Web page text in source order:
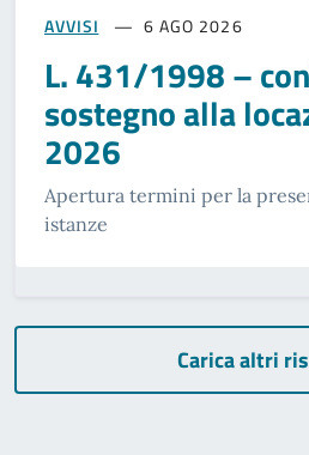
AVVISI 6 AGO 2026
L. 431/1998 –
sostegno alla
2026
Apertura termini per la
istanze
Carica altri